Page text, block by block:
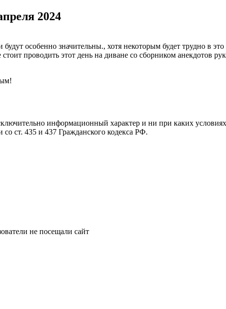
2024
особенно значительны., хотя некоторым будет трудно в
проводить этот день на диване со сборником анекдотов
информационный характер и ни при каких
ст. 435 и 437 Гражданского кодекса РФ.
не посещали сайт